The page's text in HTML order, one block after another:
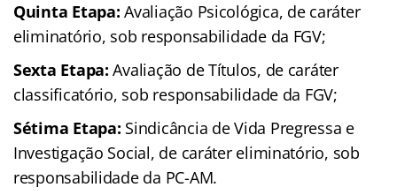
Quinta Etapa: Avaliação Psicológica, de caráter
eliminatório, sob responsabilidade da FGV;
Sexta Etapa: Avaliação de Títulos, de caráter
classificatório, sob responsabilidade da FGV;
Sétima Etapa: Sindicância de Vida Pregressa e
Investigação Social, de caráter eliminatório, sob
responsabilidade da PC-AM.